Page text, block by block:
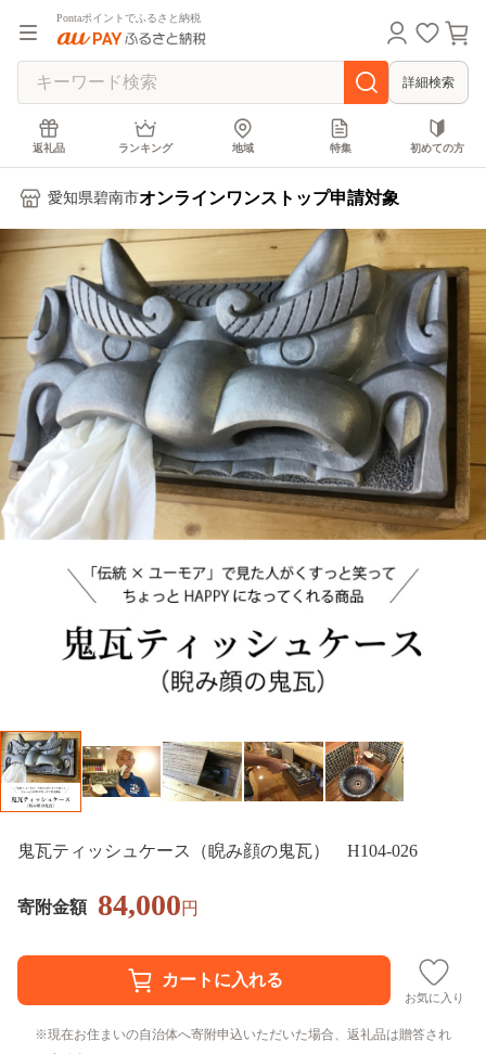
Pontaポイントでふるさと納税
詳細検索
返礼品 ランキング 地域 特集 初めての方
愛知県碧南市オンラインワンストップ申請対象
鬼瓦ティッシュケース（睨み顔の鬼瓦） H104-026
寄附金額 84,000円
お気に入り
現在お住まいの自治体へ寄附申込いただいた場合、返礼品は贈答され